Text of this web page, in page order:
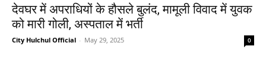
देवघर में अपराधियों के हौसले बुलंद, मामूली विवाद में युवक
को मारी गोली, अस्पताल में भर्ती
City Hulchul Official - May 29, 2025 0